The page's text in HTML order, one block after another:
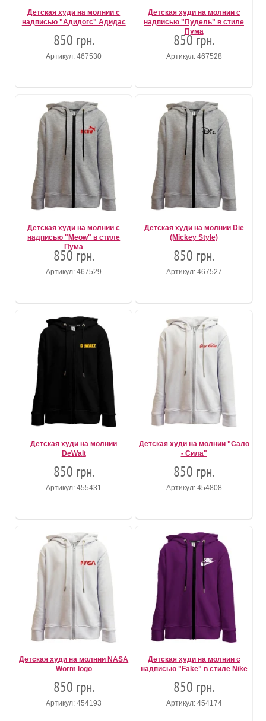
Детская худи на молнии с
надписью "Адидогс" Адидас
850 грн.
Артикул: 467530
Детская худи на молнии с
надписью "Пудель" в стиле
Пума
850 грн.
Артикул: 467528
Детская худи на молнии с
надписью "Meow" в стиле
Пума
850 грн.
Артикул: 467529
Детская худи на молнии Die
(Mickey Style)
850 грн.
Артикул: 467527
Детская худи на молнии
DeWalt
850 грн.
Артикул: 455431
Детская худи на молнии "Сало
- Сила"
850 грн.
Артикул: 454808
Детская худи на молнии NASA
Worm logo
850 грн.
Артикул: 454193
Детская худи на молнии с
надписью "Fake" в стиле Nike
850 грн.
Артикул: 454174